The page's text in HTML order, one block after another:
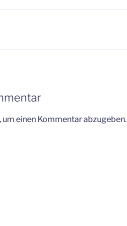
um einen Kommentar abzugeben.